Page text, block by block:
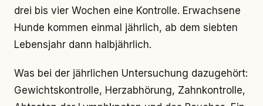
drei bis vier Wochen eine Kontrolle. Erwachsene
Hunde kommen einmal jährlich, ab dem siebten
Lebensjahr dann halbjährlich.
Was bei der jährlichen Untersuchung dazugehört:
Gewichtskontrolle, Herzabhörung, Zahnkontrolle,